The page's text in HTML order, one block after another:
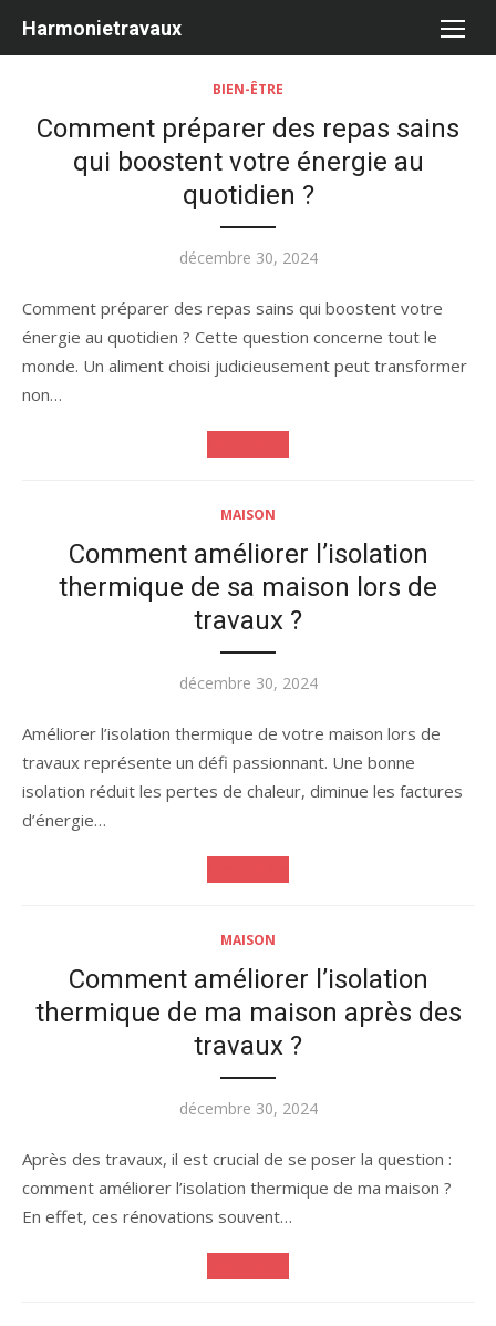
Harmonietravaux
BIEN-ÊTRE
Comment préparer des repas sains
qui boostent votre énergie au
quotidien ?
Publié
décembre 30, 2024
Comment préparer des repas sains qui boostent votre
énergie au quotidien ? Cette question concerne tout le
monde. Un aliment choisi judicieusement peut transformer
non…
MAISON
Comment améliorer l’isolation
thermique de sa maison lors de
travaux ?
Publié
décembre 30, 2024
Améliorer l’isolation thermique de votre maison lors de
travaux représente un défi passionnant. Une bonne
isolation réduit les pertes de chaleur, diminue les factures
d’énergie…
MAISON
Comment améliorer l’isolation
thermique de ma maison après des
travaux ?
Publié
décembre 30, 2024
Après des travaux, il est crucial de se poser la question :
comment améliorer l’isolation thermique de ma maison ?
En effet, ces rénovations souvent…